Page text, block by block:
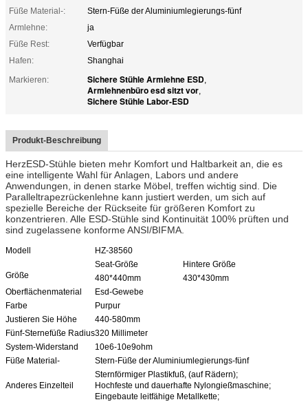
Füße Material-:
Stern-Füße der Aluminiumlegierungs-fünf
Armlehne:
ja
Füße Rest:
Verfügbar
Hafen:
Shanghai
Markieren:
Sichere Stühle Armlehne ESD,
Armlehnenbüro esd sitzt vor,
Sichere Stühle Labor-ESD
Produkt-Beschreibung
HerzESD-Stühle bieten mehr Komfort und Haltbarkeit an, die es
eine intelligente Wahl für Anlagen, Labors und andere
Anwendungen, in denen starke Möbel, treffen wichtig sind. Die
Paralleltrapezrückenlehne kann justiert werden, um sich auf
spezielle Bereiche der Rückseite für größeren Komfort zu
konzentrieren. Alle ESD-Stühle sind Kontinuität 100% prüften und
sind zugelassene konforme ANSI/BIFMA.
Modell HZ-38560
Größe
Seat-Größe
Hintere Größe
480*440mm
430*430mm
Oberflächenmaterial
Esd-Gewebe
Farbe
Purpur
Justieren Sie Höhe
440-580mm
Fünf-Sternefüße Radius320 Millimeter
System-Widerstand
10e6-10e9ohm
Füße Material-
Stern-Füße der Aluminiumlegierungs-fünf
Anderes Einzelteil
Sternförmiger Plastikfuß, (auf Rädern);
Hochfeste und dauerhafte Nylongießmaschine;
Eingebaute leitfähige Metallkette;